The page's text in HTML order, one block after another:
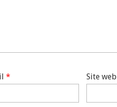
* Site web